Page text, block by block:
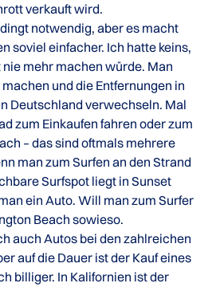
verkauft wird.
notwendig, aber es macht
soviel einfacher. Ich hatte keins,
mehr machen würde. Man
und die Entfernungen in
Deutschland verwechseln. Mal
zum Einkaufen fahren oder zum
– das sind oftmals mehrere
man zum Surfen an den Strand
Surfspot liegt in Sunset
ein Auto. Will man zum Surfer
Beach sowieso.
auch Autos bei den zahlreichen
auf die Dauer ist der Kauf eines
billiger. In Kalifornien ist der